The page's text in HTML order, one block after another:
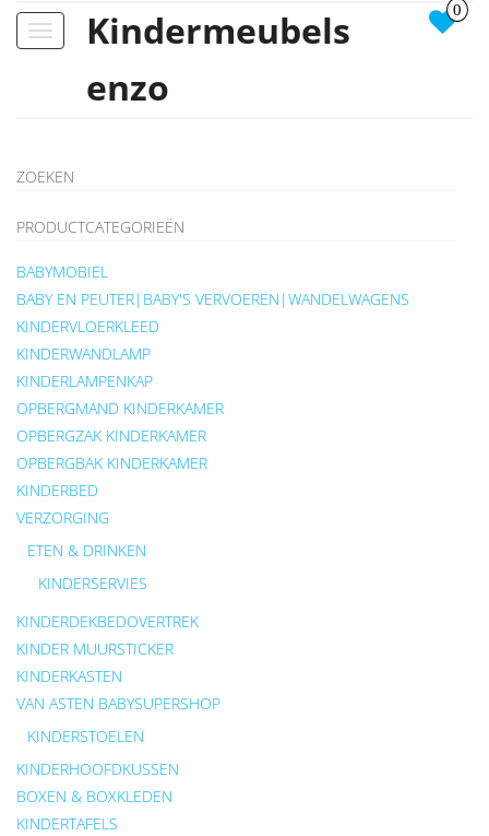
Toggle
Kindermeubels
enzo
0
ZOEKEN
PRODUCTCATEGORIEËN
BABYMOBIEL
BABY EN PEUTER|BABY'S VERVOEREN|WANDELWAGENS
KINDERVLOERKLEED
KINDERWANDLAMP
KINDERLAMPENKAP
OPBERGMAND KINDERKAMER
OPBERGZAK KINDERKAMER
OPBERGBAK KINDERKAMER
KINDERBED
VERZORGING
ETEN & DRINKEN
KINDERSERVIES
KINDERDEKBEDOVERTREK
KINDER MUURSTICKER
KINDERKASTEN
VAN ASTEN BABYSUPERSHOP
KINDERSTOELEN
KINDERHOOFDKUSSEN
BOXEN & BOXKLEDEN
KINDERTAFELS